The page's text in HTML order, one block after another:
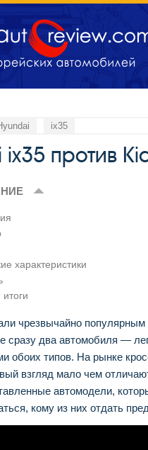
ix35
ix35 против
характеристики
чрезвычайно
сразу два автомобиля —
обоих типов. На рынке
взгляд мало чем
автомодели,
кому из них отдать